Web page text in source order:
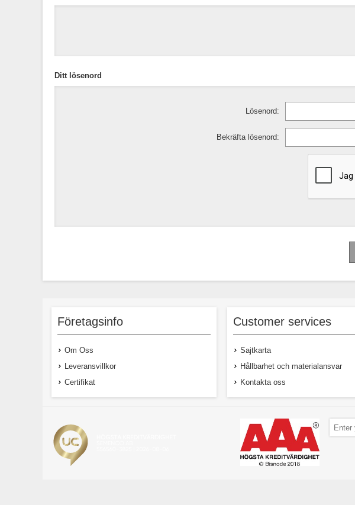
Ditt lösenord
Lösenord:
Bekräfta lösenord:
Företagsinfo
Om Oss
Leveransvillkor
Certifikat
Customer services
Sajtkarta
Hållbarhet och materialansvar
Kontakta oss